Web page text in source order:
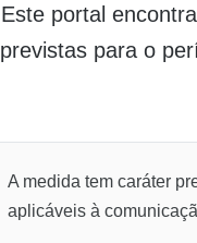
Este portal
previstas para o
A medida tem caráter
aplicáveis à